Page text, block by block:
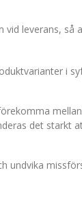
leverans,
i
det starkt
undvika